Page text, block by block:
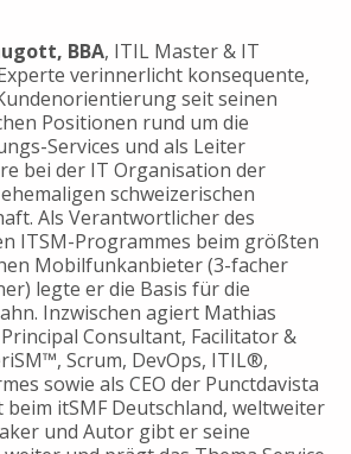
BBA, ITIL Master & IT
verinnerlicht konsequente,
seit seinen
Positionen rund um die
Services und als Leiter
bei der IT Organisation der
schweizerischen
Als Verantwortlicher des
ITSM-Programmes beim größten
Mobilfunkanbieter (3-facher
legte er die Basis für die
Inzwischen agiert Mathias
Consultant, Facilitator &
Scrum, DevOps, ITIL®,
sowie als CEO der Punctdavista
beim itSMF Deutschland, weltweiter
und Autor gibt er seine